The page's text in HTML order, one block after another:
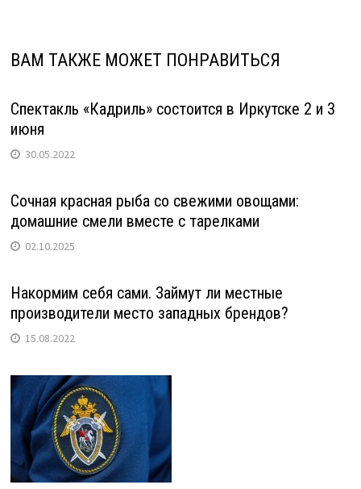
ВАМ ТАКЖЕ МОЖЕТ ПОНРАВИТЬСЯ
Спектакль «Кадриль» состоится в Иркутске 2 и 3
июня
30.05.2022
Сочная красная рыба со свежими овощами:
домашние смели вместе с тарелками
02.10.2025
Накормим себя сами. Займут ли местные
производители место западных брендов?
15.08.2022